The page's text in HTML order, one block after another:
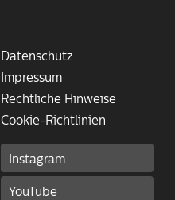
Datenschutz
Impressum
Rechtliche Hinweise
Cookie-Richtlinien
Instagram
YouTube